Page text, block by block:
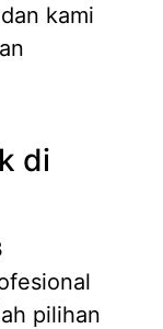
kami
di
pilihan